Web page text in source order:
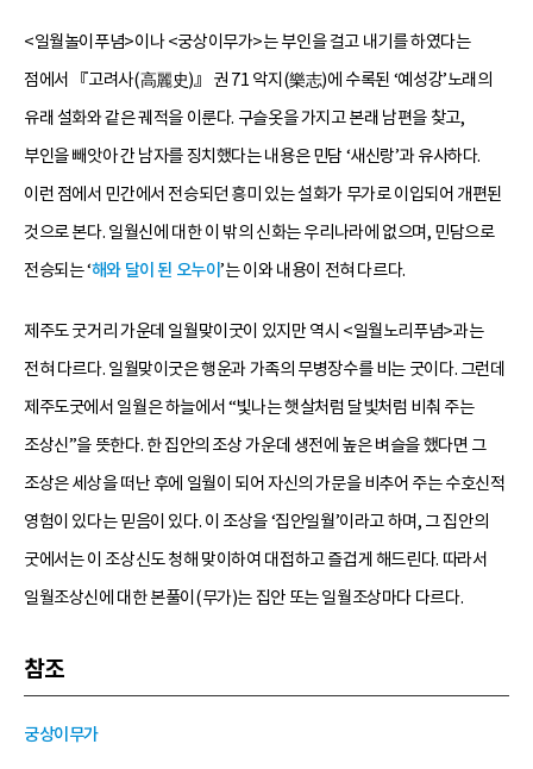
<일월놀이푸념>이나 <궁상이무가>는 부인을 걸고 내기를 하였다는
점에서 『고려사(高麗史)』 권 71 악지(樂志)에 수록된 ‘예성강’노래의
유래 설화와 같은 궤적을 이룬다. 구슬옷을 가지고 본래 남편을 찾고,
부인을 빼앗아 간 남자를 징치했다는 내용은 민담 ‘새신랑’과 유사하다.
이런 점에서 민간에서 전승되던 흥미 있는 설화가 무가로 이입되어 개편된
것으로 본다. 일월신에 대한 이 밖의 신화는 우리나라에 없으며, 민담으로
전승되는 ‘해와 달이 된 오누이’는 이와 내용이 전혀 다르다.
제주도 굿거리 가운데 일월맞이굿이 있지만 역시 <일월노리푸념>과는
전혀 다르다. 일월맞이굿은 행운과 가족의 무병장수를 비는 굿이다. 그런데
제주도굿에서 일월은 하늘에서 “빛나는 햇살처럼 달빛처럼 비춰 주는
조상신”을 뜻한다. 한 집안의 조상 가운데 생전에 높은 벼슬을 했다면 그
조상은 세상을 떠난 후에 일월이 되어 자신의 가문을 비추어 주는 수호신적
영험이 있다는 믿음이 있다. 이 조상을 ‘집안일월’이라고 하며, 그 집안의
굿에서는 이 조상신도 청해 맞이하여 대접하고 즐겁게 해드린다. 따라서
일월조상신에 대한 본풀이(무가)는 집안 또는 일월조상마다 다르다.
참조
궁상이무가